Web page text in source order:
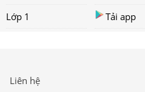
Lớp 1
Tải app
Liên hệ